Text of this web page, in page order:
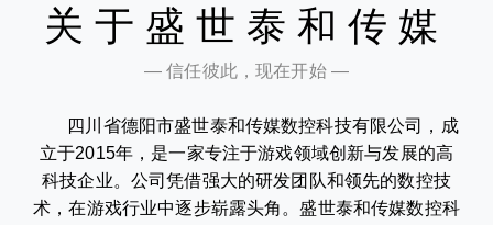
关于盛世泰和传媒
— 信任彼此，现在开始 —
四川省德阳市盛世泰和传媒数控科技有限公司，成
立于2015年，是一家专注于游戏领域创新与发展的高
科技企业。公司凭借强大的研发团队和领先的数控技
术，在游戏行业中逐步崭露头角。盛世泰和传媒数控科